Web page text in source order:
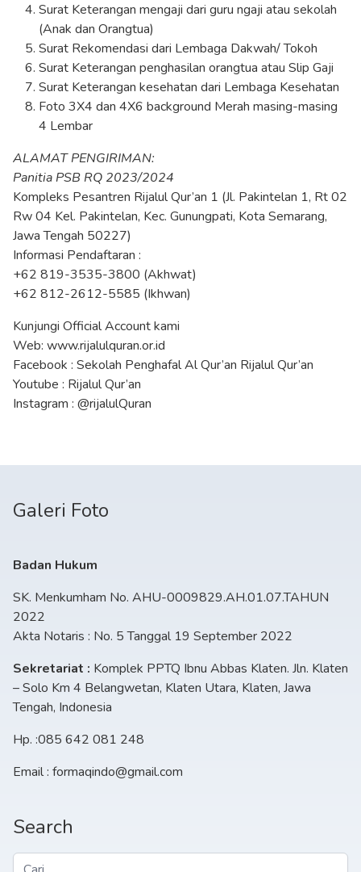
Surat Keterangan mengaji dari guru ngaji atau sekolah
(Anak dan Orangtua)
Surat Rekomendasi dari Lembaga Dakwah/ Tokoh
Surat Keterangan penghasilan orangtua atau Slip Gaji
Surat Keterangan kesehatan dari Lembaga Kesehatan
Foto 3X4 dan 4X6 background Merah masing-masing
4 Lembar
ALAMAT PENGIRIMAN:
Panitia PSB RQ 2023/2024
Kompleks Pesantren Rijalul Qur’an 1 (Jl. Pakintelan 1, Rt 02
Rw 04 Kel. Pakintelan, Kec. Gunungpati, Kota Semarang,
Jawa Tengah 50227)
Informasi Pendaftaran :
+62 819-3535-3800 (Akhwat)
+62 812-2612-5585 (Ikhwan)
Kunjungi Official Account kami
Web: www.rijalulquran.or.id
Facebook : Sekolah Penghafal Al Qur’an Rijalul Qur’an
Youtube : Rijalul Qur’an
Instagram : @rijalulQuran
Galeri Foto
Badan Hukum
SK. Menkumham No. AHU-0009829.AH.01.07.TAHUN
2022
Akta Notaris : No. 5 Tanggal 19 September 2022
Sekretariat : Komplek PPTQ Ibnu Abbas Klaten. Jln. Klaten
– Solo Km 4 Belangwetan, Klaten Utara, Klaten, Jawa
Tengah, Indonesia
Hp. :085 642 081 248
Email : formaqindo@gmail.com
Search
Cari